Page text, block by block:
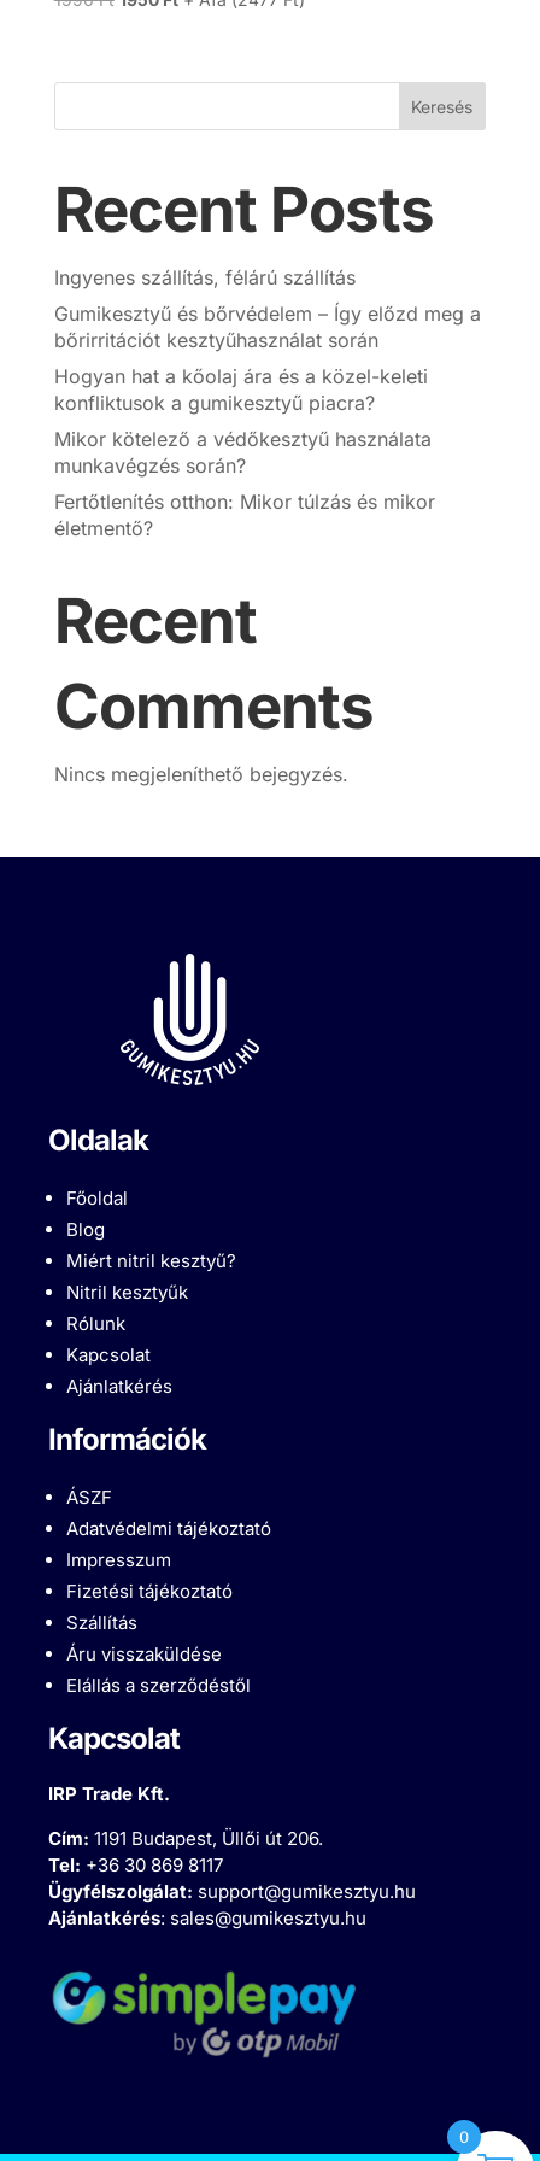
1990 Ft.1950 Ft.
Keresés
Recent Posts
Ingyenes szállítás, félárú szállítás
Gumikesztyű és bőrvédelem – Így előzd meg a
bőrirritációt kesztyűhasználat során
Hogyan hat a kőolaj ára és a közel-keleti
konfliktusok a gumikesztyű piacra?
Mikor kötelező a védőkesztyű használata
munkavégzés során?
Fertőtlenítés otthon: Mikor túlzás és mikor
életmentő?
Recent
Comments
Nincs megjeleníthető bejegyzés.
Oldalak
Főoldal
Blog
Miért nitril kesztyű?
Nitril kesztyűk
Rólunk
Kapcsolat
Ajánlatkérés
Információk
ÁSZF
Adatvédelmi tájékoztató
Impresszum
Fizetési tájékoztató
Szállítás
Áru visszaküldése
Elállás a szerződéstől
Kapcsolat
IRP Trade Kft.
Cím:1191 Budapest, Üllői út 206.
Tel: +36 30 869 8117
Ügyfélszolgálat: support@gumikesztyu.hu
Ajánlatkérés: sales@gumikesztyu.hu
0